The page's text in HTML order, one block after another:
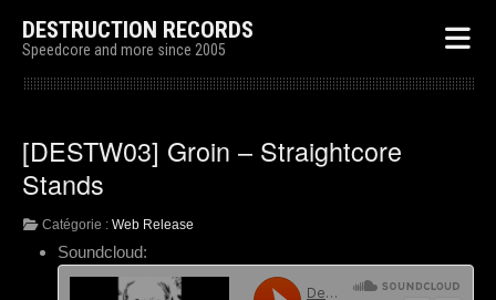
DESTRUCTION RECORDS
Speedcore and more since 2005
[DESTW03] Groin – Straightcore
Stands
Catégorie : Web Release
Soundcloud: